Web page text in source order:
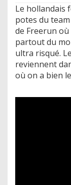
Le hollandais
potes du team
de Freerun
partout du
ultra risqué.
reviennent
où on a bien